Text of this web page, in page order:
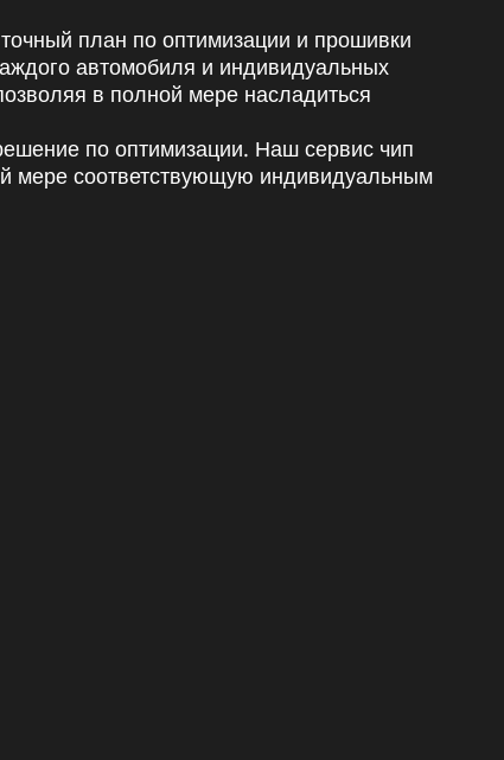
план по оптимизации и прошивки
автомобиля и индивидуальных
в полной мере насладиться
по оптимизации. Наш сервис чип
мере соответствующую индивидуальным